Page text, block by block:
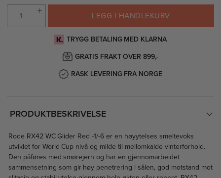
LEGG I HANDLEKURV
TRYGG BETALING MED KLARNA
GRATIS FRAKT OVER 899,-
RASK LEVERING FRA NORGE
PRODUKTBESKRIVELSE
Rode RX42 WC Glider Red -1/-6 er en høyytelses smeltevoks
utviklet for World Cup nivå og milde til mellomkalde vinterforhold.
Den påføres med smørejern og har en gjennomarbeidet
sammensetning som gir høy penetrering i sålen, god motstand mot